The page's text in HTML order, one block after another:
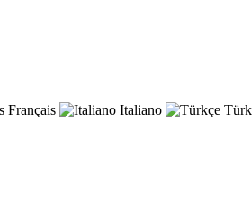
Français Italiano